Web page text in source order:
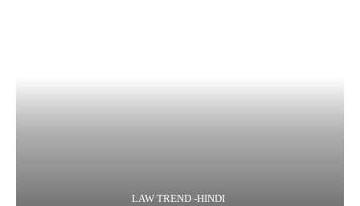
LAW TREND -HINDI